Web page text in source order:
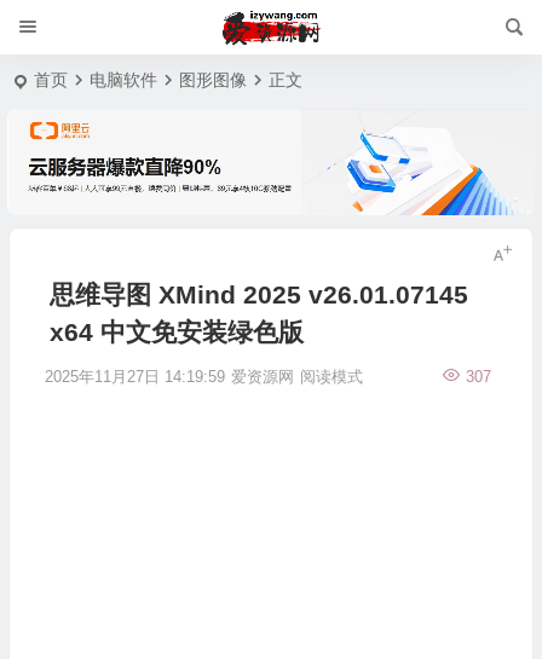
首页 电脑软件 图形图像 正文
思维导图 XMind 2025 v26.01.07145
x64 中文免安装绿色版
2025年11月27日 14:19:59 爱资源网 307
阅读模式